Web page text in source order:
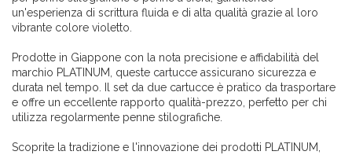
un'esperienza di scrittura fluida e di alta qualità grazie al loro
vibrante colore violetto.
Prodotte in Giappone con la nota precisione e affidabilità del
marchio PLATINUM, queste cartucce assicurano sicurezza e
durata nel tempo. Il set da due cartucce è pratico da trasportare
e offre un eccellente rapporto qualità-prezzo, perfetto per chi
utilizza regolarmente penne stilografiche.
Scoprite la tradizione e l'innovazione dei prodotti PLATINUM,